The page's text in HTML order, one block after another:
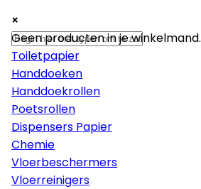
×
Papier
Toiletpapier
Handdoeken
Handdoekrollen
Poetsrollen
Dispensers Papier
Chemie
Vloerbeschermers
Vloerreinigers
×
×
Geen producten in je winkelmand.